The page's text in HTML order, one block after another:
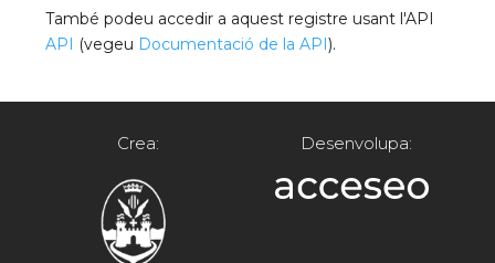
També podeu accedir a aquest registre usant l'API
API (vegeu Documentació de la API).
Crea: Desenvolupa: